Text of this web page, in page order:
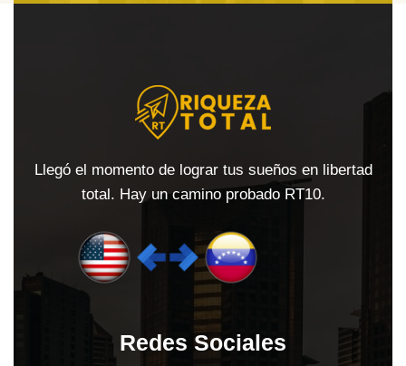
Llegó el momento de lograr tus sueños en libertad
total. Hay un camino probado RT10.
Redes Sociales